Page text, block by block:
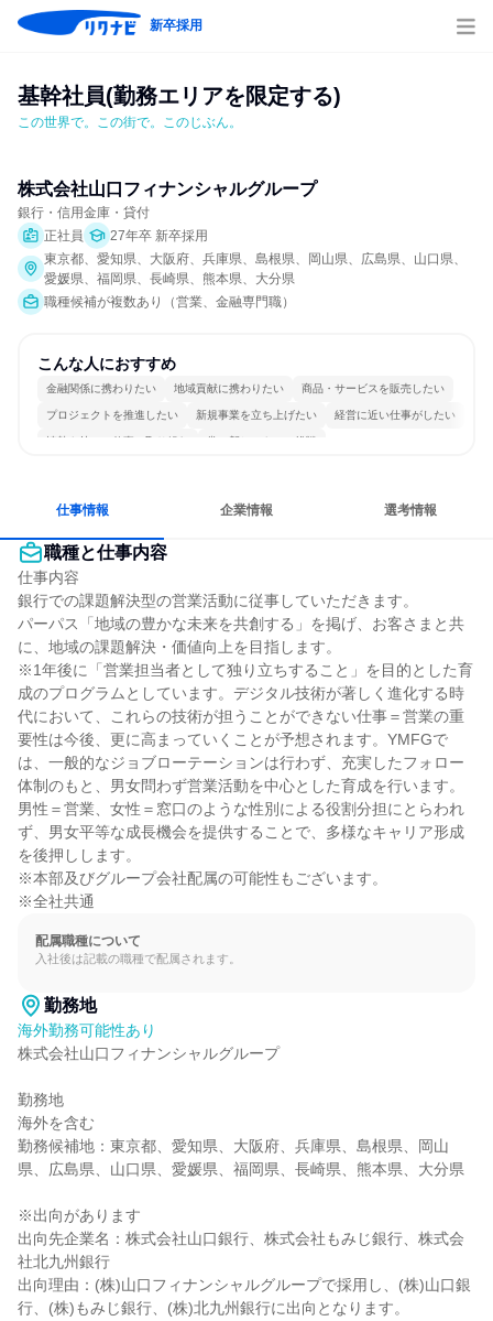
新卒採用
基幹社員(勤務エリアを限定する)
この世界で。この街で。このじぶん。
株式会社山口フィナンシャルグループ
銀行・信用金庫・貸付
正社員
27年卒 新卒採用
東京都、愛知県、大阪府、兵庫県、島根県、岡山県、広島県、山口県、
愛媛県、福岡県、長崎県、熊本県、大分県
職種候補が複数あり（営業、金融専門職）
こんな人におすすめ
金融関係に携わりたい 地域貢献に携わりたい 商品・サービスを販売したい
プロジェクトを推進したい 新規事業を立ち上げたい 経営に近い仕事がしたい
情熱を持って仕事に取り組む 常に新しいものに挑戦
仕事情報 企業情報 選考情報
職種と仕事内容
仕事内容
銀行での課題解決型の営業活動に従事していただきます。
パーパス「地域の豊かな未来を共創する」を掲げ、お客さまと共
に、地域の課題解決・価値向上を目指します。
※1年後に「営業担当者として独り立ちすること」を目的とした育
成のプログラムとしています。デジタル技術が著しく進化する時
代において、これらの技術が担うことができない仕事＝営業の重
要性は今後、更に高まっていくことが予想されます。YMFGで
は、一般的なジョブローテーションは行わず、充実したフォロー
体制のもと、男女問わず営業活動を中心とした育成を行います。
男性＝営業、女性＝窓口のような性別による役割分担にとらわれ
ず、男女平等な成長機会を提供することで、多様なキャリア形成
を後押しします。
※本部及びグループ会社配属の可能性もございます。
※全社共通
配属職種について
入社後は記載の職種で配属されます。
勤務地
海外勤務可能性あり
株式会社山口フィナンシャルグループ
勤務地
海外を含む
勤務候補地：東京都、愛知県、大阪府、兵庫県、島根県、岡山
県、広島県、山口県、愛媛県、福岡県、長崎県、熊本県、大分県
※出向があります
出向先企業名：株式会社山口銀行、株式会社もみじ銀行、株式会
社北九州銀行
出向理由：(株)山口フィナンシャルグループで採用し、(株)山口銀
行、(株)もみじ銀行、(株)北九州銀行に出向となります。